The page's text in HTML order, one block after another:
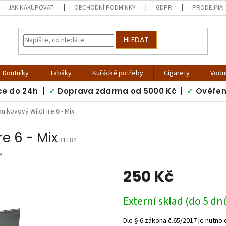
JAK NAKUPOVAT OBCHODNÍ PODMÍNKY GDPR PRODEJNA
HLEDAT
Doutníky Tabáky Kuřácké potřeby Cigarety
do 24h | ✓ Doprava zdarma od 5000 Kč | ✓
kovový WildFire 6 - Mix
6 - Mix31184
250 Kč
cena:
Externí sklad (do 5